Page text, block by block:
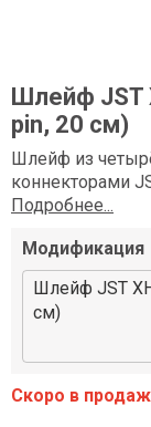
Шлейф JST
pin, 20 см)
Шлейф из
коннекторами
Подробнее...
Модификация
Шлейф JST
см)
Скоро в